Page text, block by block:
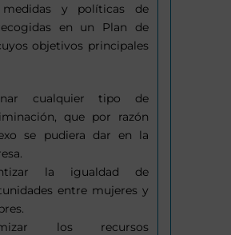
medidas y políticas de
en un Plan de
objetivos principales
cualquier tipo de
que por razón
se pudiera dar en la
la igualdad de
entre mujeres y
los recursos